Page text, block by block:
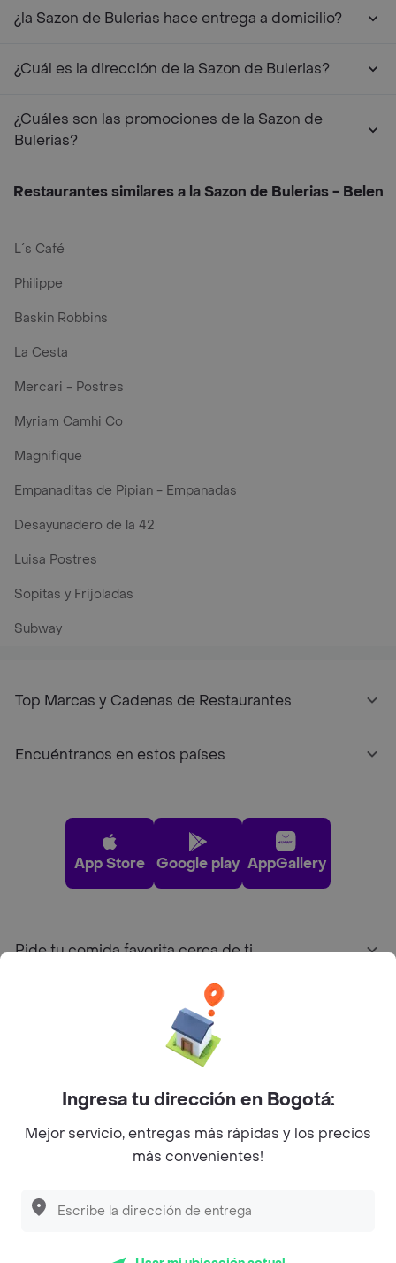
¿la Sazon de Bulerias hace entrega a domicilio?
¿Cuál es la dirección de la Sazon de Bulerias?
¿Cuáles son las promociones de la Sazon de
Bulerias?
Restaurantes similares a la Sazon de Bulerias - Belen
L´s Café
Philippe
Baskin Robbins
La Cesta
Mercari - Postres
Myriam Camhi Co
Magnifique
Empanaditas de Pipian - Empanadas
Desayunadero de la 42
Luisa Postres
Sopitas y Frijoladas
Subway
Top Marcas y Cadenas de Restaurantes
Encuéntranos en estos países
App Store Google play AppGallery
Pide tu comida favorita cerca de ti
Sobre Rappi
Facebook
Twitter
Instagram
©2026Rappi Inc. All rights reserved.
Ingresa tu dirección en Bogotá:
Mejor servicio, entregas más rápidas y los precios
más convenientes!